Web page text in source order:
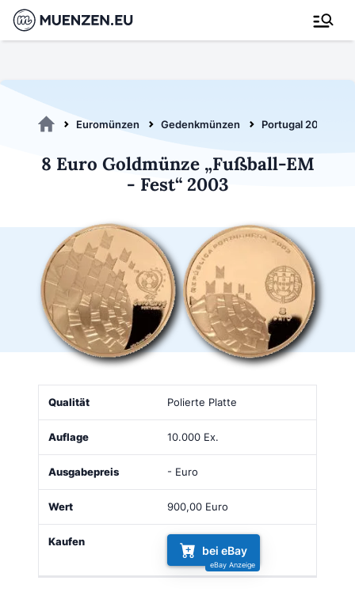
Euromünzen Gedenkmünzen Portugal 2003
8 Euro Goldmünze „Fußball-EM
- Fest“ 2003
Qualität Ausgabepreis
Polierte Platte
10.000 Ex.
- Euro
900,00 Euro
bei eBay